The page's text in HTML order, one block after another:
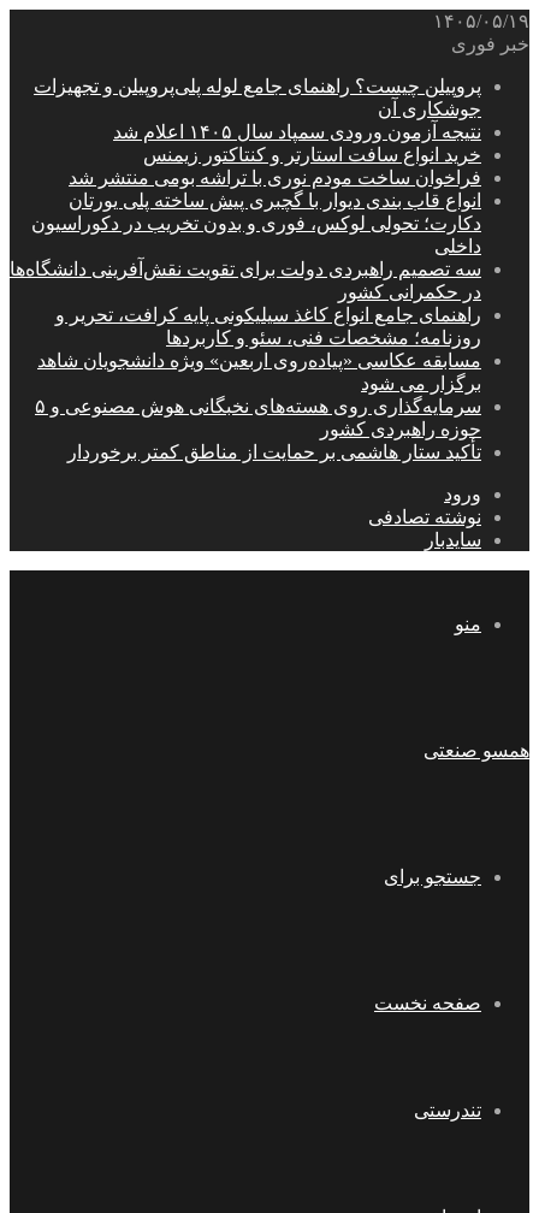
۱۴۰۵/۰۵/۱۹
خبر فوری
پروپیلن چیست؟ راهنمای جامع لوله پلی‌پروپیلن و تجهیزات
جوشکاری آن
نتیجه آزمون ورودی سمپاد سال ۱۴۰۵ اعلام شد
خرید انواع سافت استارتر و کنتاکتور زیمنس
فراخوان ساخت مودم نوری با تراشه بومی منتشر شد
انواع قاب بندی دیوار با گچبری پیش ساخته پلی یورتان
دکارت؛ تحولی لوکس، فوری و بدون تخریب در دکوراسیون
داخلی
سه تصمیم راهبردی دولت برای تقویت نقش‌آفرینی دانشگاه‌ها
در حکمرانی کشور
راهنمای جامع انواع کاغذ سیلیکونی پایه کرافت، تحریر و
روزنامه؛ مشخصات فنی، سئو و کاربردها
مسابقه عکاسی «پیاده‌روی اربعین» ویژه دانشجویان شاهد
برگزار می شود
سرمایه‌گذاری روی هسته‌های نخبگانی هوش مصنوعی و ۵
حوزه راهبردی کشور
تأکید ستار هاشمی بر حمایت از مناطق کمتر برخوردار
ورود
نوشته تصادفی
سایدبار
منو
همسو صنعتی
جستجو برای
صفحه نخست
تندرستی